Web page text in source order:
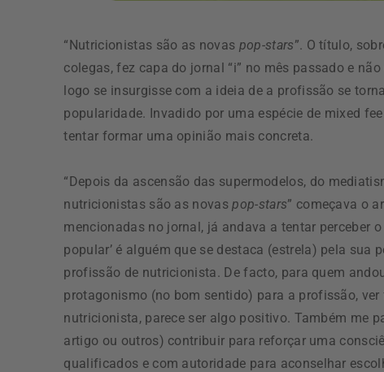
“Nutricionistas são as novas pop-stars”. O título,
colegas, fez capa do jornal “i” no mês passado e
logo se insurgisse com a ideia de a profissão se
popularidade. Invadido por uma espécie de mixed
tentar formar uma opinião mais concreta.
“Depois da ascensão das supermodelos, do
nutricionistas são as novaspop-stars” começava o
mencionadas no jornal, já andava a tentar perceber
popular’ é alguém que se destaca (estrela) pela sua
profissão de nutricionista. De facto, para quem
protagonismo (no bom sentido) para a profissão,
nutricionista, parece ser algo positivo. Também me
artigo ou outros) contribuir para reforçar uma
qualificados e com autoridade para aconselhar